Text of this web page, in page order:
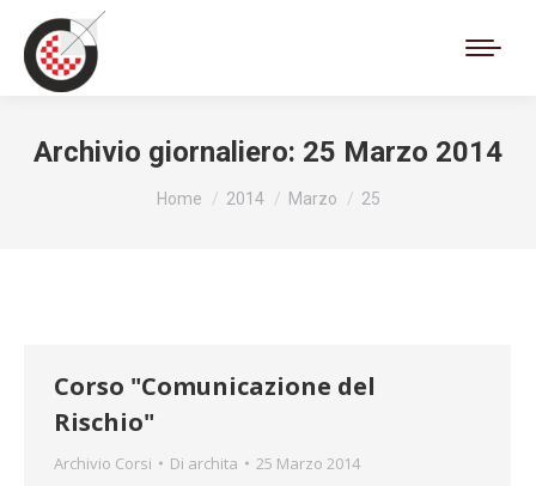
Archivio giornaliero: 25 Marzo 2014
Tu sei qui:
Home 2014 Marzo 25
Corso "Comunicazione del
Rischio"
Archivio Corsi Di archita 25 Marzo 2014